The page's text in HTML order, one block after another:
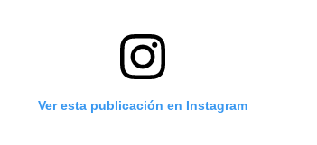
Ver esta publicación en Instagram